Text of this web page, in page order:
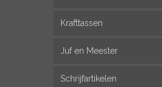
Krafttassen
Juf en Meester
Schrijfartikelen